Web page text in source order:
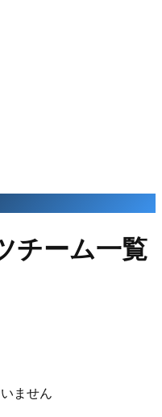
チーム一覧
ません